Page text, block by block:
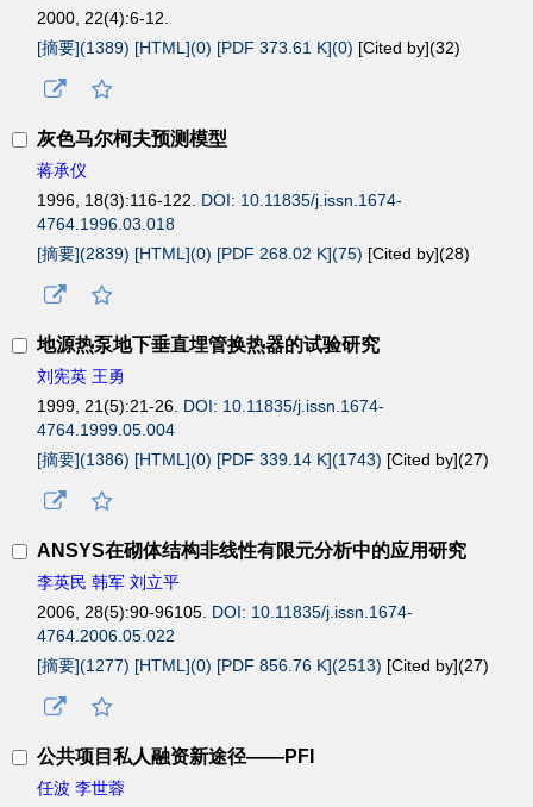
2000, 22(4):6-12.
[摘要](1389) [HTML](0) [PDF 373.61 K](0) [Cited by](32)
灰色马尔柯夫预测模型
蒋承仪
1996, 18(3):116-122. DOI: 10.11835/j.issn.1674-
4764.1996.03.018
[摘要](2839) [HTML](0) [PDF 268.02 K](75) [Cited by](28)
地源热泵地下垂直埋管换热器的试验研究
刘宪英 王勇
1999, 21(5):21-26. DOI: 10.11835/j.issn.1674-
4764.1999.05.004
[摘要](1386) [HTML](0) [PDF 339.14 K](1743) [Cited by](27)
ANSYS在砌体结构非线性有限元分析中的应用研究
李英民 韩军 刘立平
2006, 28(5):90-96105. DOI: 10.11835/j.issn.1674-
4764.2006.05.022
[摘要](1277) [HTML](0) [PDF 856.76 K](2513) [Cited by](27)
公共项目私人融资新途径——PFI
任波 李世蓉